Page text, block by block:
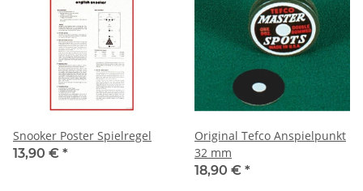
Snooker Poster Spielregel
13,90 € *
Original Tefco Anspielpunkt
32 mm
18,90 € *